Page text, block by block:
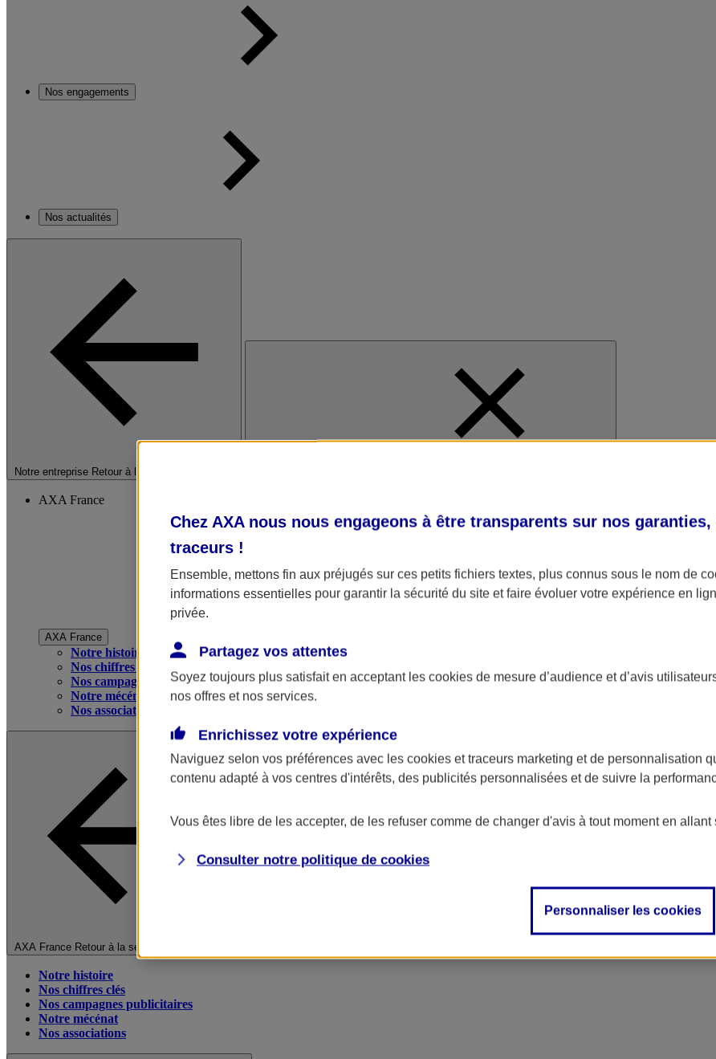
Nos engagements
Nos actualités
Notre entreprise Retour à la section précédente
AXA France
AXA France
Notre histoire
Nos chiffres clés
Nos campagnes publicitaires
Notre mécénat
Nos associations
AXA France Retour à la section précédente
Notre histoire
Nos chiffres clés
Nos campagnes publicitaires
Notre mécénat
Nos associations
Chez AXA nous nous engageons à être transparents sur nos
traceurs !
Ensemble, mettons fin aux préjugés sur ces petits fichiers textes, plus connus sous le nom de
informations essentielles pour garantir la sécurité du site et faire évoluer votre expérience en
privée.
Partagez vos attentes
Soyez toujours plus satisfait en acceptant les cookies de mesure d’audience et d’avis
nos offres et nos services.
Enrichissez votre expérience
Naviguez selon vos préférences avec les cookies et traceurs marketing et de personnalisation
contenu adapté à vos centres d'intérêts, des publicités personnalisées et de suivre la
Vous êtes libre de les accepter, de les refuser comme de changer d'avis à tout moment en allant
Consulter notre politique de cookies
Personnaliser les cookies